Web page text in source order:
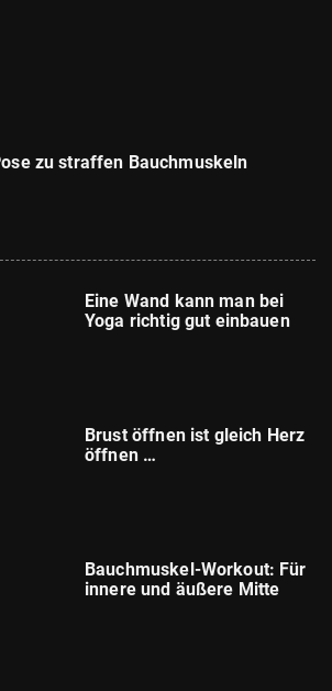
zu straffen Bauchmuskeln
Eine Wand kann man bei
Yoga richtig gut einbauen
Brust öffnen ist gleich Herz
öffnen …
Bauchmuskel-Workout: Für
innere und äußere Mitte